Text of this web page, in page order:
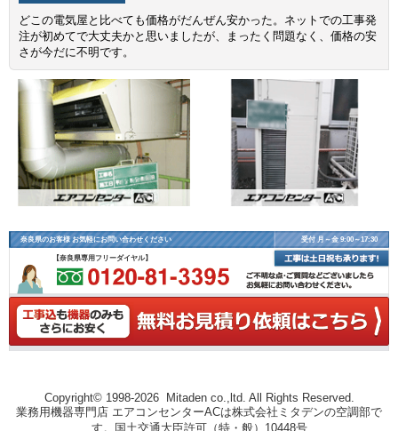
どこの電気屋と比べても価格がだんぜん安かった。ネットでの工事発
注が初めてで大丈夫かと思いましたが、まったく問題なく、価格の安
さが今だに不明です。
奈良県のお客様 お気軽にお問い合わせください 受付 月～金 9:00～17:30
【奈良県専用フリーダイヤル】
Copyright© 1998-2026 Mitaden co.,ltd. All Rights Reserved.
業務用機器専門店 エアコンセンターACは株式会社ミタデンの空調部で
す。国土交通大臣許可（特・般）10448号